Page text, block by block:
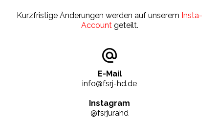
Kurzfristige Änderungen werden auf unserem Insta-
Accountgeteilt.
E-Mail
info@fsrj-hd.de
Instagram
@fsrjurahd